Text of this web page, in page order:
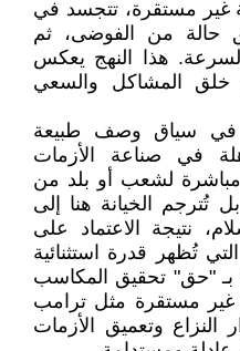
غير مستقرة، تتجسد في
حالة من الفوضى، ثم
هذا النهج يعكس
خلق المشاكل والسعي
في سياق وصف طبيعة
في صناعة الأزمات
مباشرة لشعب أو بلد من
تُترجم الخيانة هنا إلى
نتيجة الاعتماد على
تُظهر قدرة استثنائية
بـ "حق" تحقيق المكاسب
غير مستقرة مثل ترامب
النزاع وتعميق الأزمات